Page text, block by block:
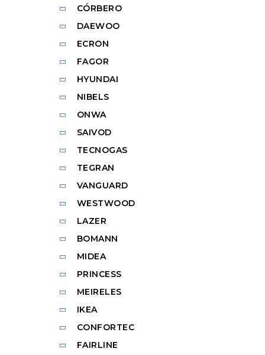
CÓRBERO
DAEWOO
ECRON
FAGOR
HYUNDAI
NIBELS
ONWA
SAIVOD
TECNOGAS
TEGRAN
VANGUARD
WESTWOOD
LAZER
BOMANN
MIDEA
PRINCESS
MEIRELES
IKEA
CONFORTEC
FAIRLINE